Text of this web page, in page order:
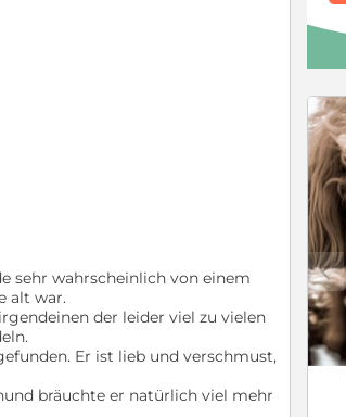
c
sehr wahrscheinlich von einem
alt war.
der leider viel zu vielen
Er ist lieb und verschmust,
bräuchte er natürlich viel mehr